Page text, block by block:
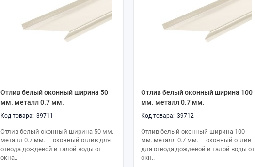
Отлив белый оконный ширина 50
мм. металл 0.7 мм.
39711
Отлив белый оконный ширина 50 мм.
металл 0.7 мм. — оконный отлив для
отвода дождевой и талой воды от
окна..
Отлив белый оконный ширина 100
мм. металл 0.7 мм.
39712
Отлив белый оконный ширина 100
мм. металл 0.7 мм. — оконный отлив
для отвода дождевой и талой воды от
окн..